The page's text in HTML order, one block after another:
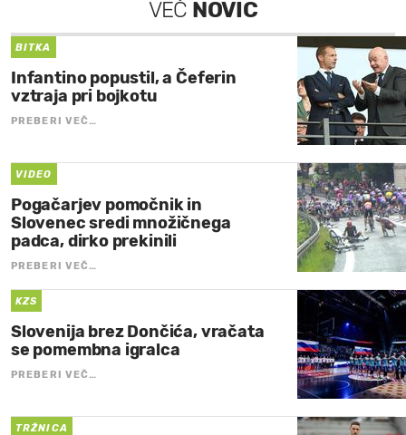
VEČ NOVIC
BITKA
Infantino popustil, a Čeferin
vztraja pri bojkotu
PREBERI VEČ…
VIDEO
Pogačarjev pomočnik in
Slovenec sredi množičnega
padca, dirko prekinili
PREBERI VEČ…
KZS
Slovenija brez Dončića, vračata
se pomembna igralca
PREBERI VEČ…
TRŽNICA